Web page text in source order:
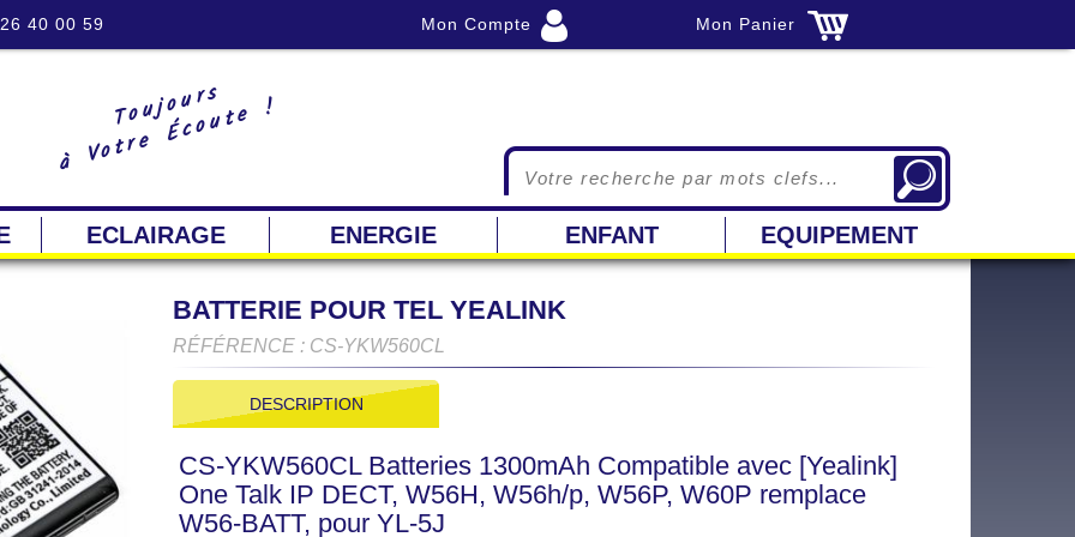
40 00 59 Mon Compte Mon Panier
Toujours
à Votre Écoute !
ECLAIRAGE ENERGIE ENFANT EQUIPEMENT
BATTERIE POUR TEL YEALINK
RÉFÉRENCE : CS-YKW560CL
DESCRIPTION
CS-YKW560CL Batteries 1300mAh Compatible avec [Yealink]
One Talk IP DECT, W56H, W56h/p, W56P, W60P remplace
W56-BATT, pour YL-5J